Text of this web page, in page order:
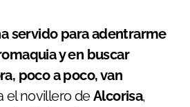
servido para adentrarme
y en buscar
poco a poco, van
el novillero deAlcorisa,